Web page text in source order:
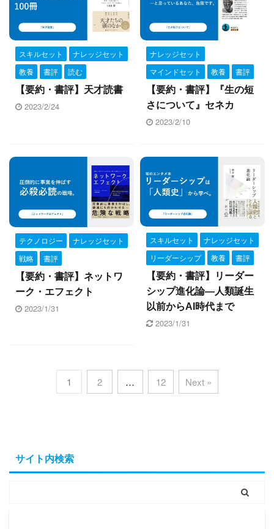
スキルセット
ナレッジセット
教養
書評
読む
【要約・書評】天才読書
2023/2/24
ナレッジセット
マインドセット
教養
書評
【要約・書評】『生の短
さについて』セネカ
2023/2/10
テクノロジー
ナレッジセット
戦略
書評
【要約・書評】ネットワ
ーク・エフェクト
2023/1/31
スキルセット
ナレッジセット
リーダーシップ
教養
書評
【要約・書評】リーダー
シップ進化論―人類誕生
以前からAI時代まで
2023/1/31
1 2 … 12 Next »
サイト内検索